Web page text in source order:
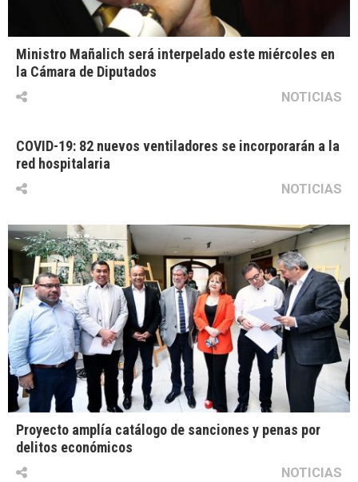
Ministro Mañalich será interpelado este miércoles en
la Cámara de Diputados
NOTICIAS
COVID-19: 82 nuevos ventiladores se incorporarán a la
red hospitalaria
NOTICIAS
Proyecto amplía catálogo de sanciones y penas por
delitos económicos
NOTICIAS